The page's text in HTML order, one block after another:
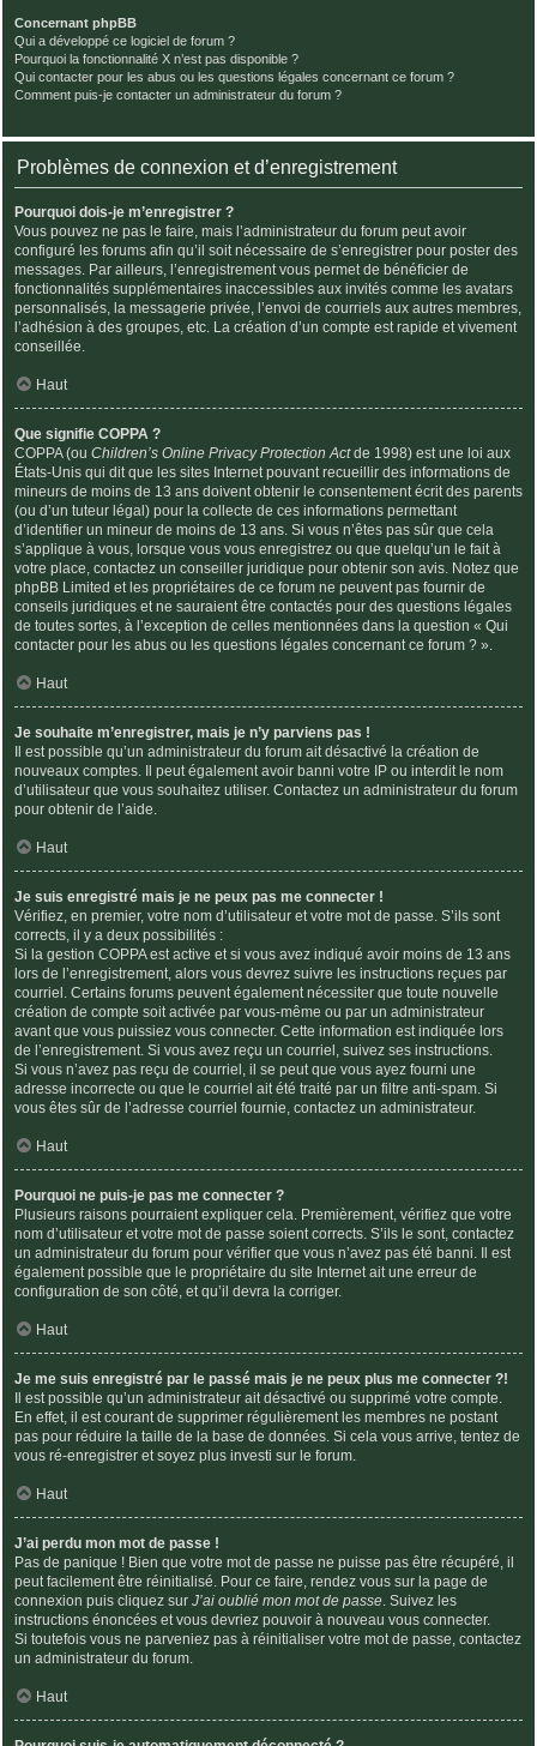
Concernant phpBB
Qui a développé ce logiciel de forum ?
Pourquoi la fonctionnalité X n’est pas disponible ?
Qui contacter pour les abus ou les questions légales concernant ce forum ?
Comment puis-je contacter un administrateur du forum ?
Problèmes de connexion et d’enregistrement
Pourquoi dois-je m’enregistrer ?
Vous pouvez ne pas le faire, mais l’administrateur du forum peut avoir
configuré les forums afin qu’il soit nécessaire de s’enregistrer pour poster des
messages. Par ailleurs, l’enregistrement vous permet de bénéficier de
fonctionnalités supplémentaires inaccessibles aux invités comme les avatars
personnalisés, la messagerie privée, l’envoi de courriels aux autres membres,
l’adhésion à des groupes, etc. La création d’un compte est rapide et vivement
conseillée.
Haut
Que signifie COPPA ?
COPPA (ou Children’s Online Privacy Protection Actde 1998) est une loi aux
États-Unis qui dit que les sites Internet pouvant recueillir des informations de
mineurs de moins de 13 ans doivent obtenir le consentement écrit des parents
(ou d’un tuteur légal) pour la collecte de ces informations permettant
d’identifier un mineur de moins de 13 ans. Si vous n’êtes pas sûr que cela
s’applique à vous, lorsque vous vous enregistrez ou que quelqu’un le fait à
votre place, contactez un conseiller juridique pour obtenir son avis. Notez que
phpBB Limited et les propriétaires de ce forum ne peuvent pas fournir de
conseils juridiques et ne sauraient être contactés pour des questions légales
de toutes sortes, à l’exception de celles mentionnées dans la question « Qui
contacter pour les abus ou les questions légales concernant ce forum ? ».
Haut
Je souhaite m’enregistrer, mais je n’y parviens pas !
Il est possible qu’un administrateur du forum ait désactivé la création de
nouveaux comptes. Il peut également avoir banni votre IP ou interdit le nom
d’utilisateur que vous souhaitez utiliser. Contactez un administrateur du forum
pour obtenir de l’aide.
Haut
Je suis enregistré mais je ne peux pas me connecter !
Vérifiez, en premier, votre nom d’utilisateur et votre mot de passe. S’ils sont
corrects, il y a deux possibilités :
Si la gestion COPPA est active et si vous avez indiqué avoir moins de 13 ans
lors de l’enregistrement, alors vous devrez suivre les instructions reçues par
courriel. Certains forums peuvent également nécessiter que toute nouvelle
création de compte soit activée par vous-même ou par un administrateur
avant que vous puissiez vous connecter. Cette information est indiquée lors
de l’enregistrement. Si vous avez reçu un courriel, suivez ses instructions.
Si vous n’avez pas reçu de courriel, il se peut que vous ayez fourni une
adresse incorrecte ou que le courriel ait été traité par un filtre anti-spam. Si
vous êtes sûr de l’adresse courriel fournie, contactez un administrateur.
Haut
Pourquoi ne puis-je pas me connecter ?
Plusieurs raisons pourraient expliquer cela. Premièrement, vérifiez que votre
nom d’utilisateur et votre mot de passe soient corrects. S’ils le sont, contactez
un administrateur du forum pour vérifier que vous n’avez pas été banni. Il est
également possible que le propriétaire du site Internet ait une erreur de
configuration de son côté, et qu’il devra la corriger.
Haut
Je me suis enregistré par le passé mais je ne peux plus me connecter ?!
Il est possible qu’un administrateur ait désactivé ou supprimé votre compte.
En effet, il est courant de supprimer régulièrement les membres ne postant
pas pour réduire la taille de la base de données. Si cela vous arrive, tentez de
vous ré-enregistrer et soyez plus investi sur le forum.
Haut
J’ai perdu mon mot de passe !
Pas de panique ! Bien que votre mot de passe ne puisse pas être récupéré, il
peut facilement être réinitialisé. Pour ce faire, rendez vous sur la page de
connexion puis cliquez sur J’ai oublié mon mot de passe . Suivez les
instructions énoncées et vous devriez pouvoir à nouveau vous connecter.
Si toutefois vous ne parveniez pas à réinitialiser votre mot de passe, contactez
un administrateur du forum.
Haut